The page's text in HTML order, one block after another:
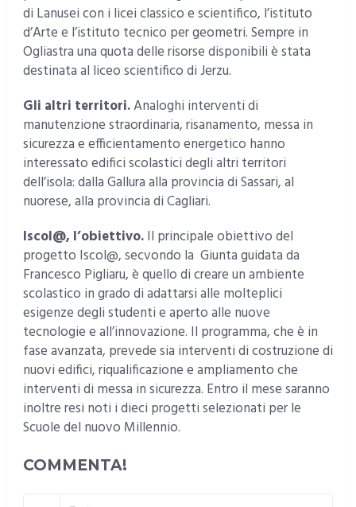
di Lanusei con i licei classico e scientifico, l’istituto
d’Arte e l’istituto tecnico per geometri. Sempre in
Ogliastra una quota delle risorse disponibili è stata
destinata al liceo scientifico di Jerzu.
Gli altri territori.Analoghi interventi di
manutenzione straordinaria, risanamento, messa in
sicurezza e efficientamento energetico hanno
interessato edifici scolastici degli altri territori
dell’isola: dalla Gallura alla provincia di Sassari, al
nuorese, alla provincia di Cagliari.
Iscol@, l’obiettivo.Il principale obiettivo del
progetto Iscol@, secvondo la Giunta guidata da
Francesco Pigliaru, è quello di creare un ambiente
scolastico in grado di adattarsi alle molteplici
esigenze degli studenti e aperto alle nuove
tecnologie e all’innovazione. Il programma, che è in
fase avanzata, prevede sia interventi di costruzione di
nuovi edifici, riqualificazione e ampliamento che
interventi di messa in sicurezza. Entro il mese saranno
inoltre resi noti i dieci progetti selezionati per le
Scuole del nuovo Millennio.
COMMENTA!